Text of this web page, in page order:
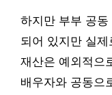
하지만 부부 공
되어 있지만 실
재산은 예외적으
배우자와 공동으